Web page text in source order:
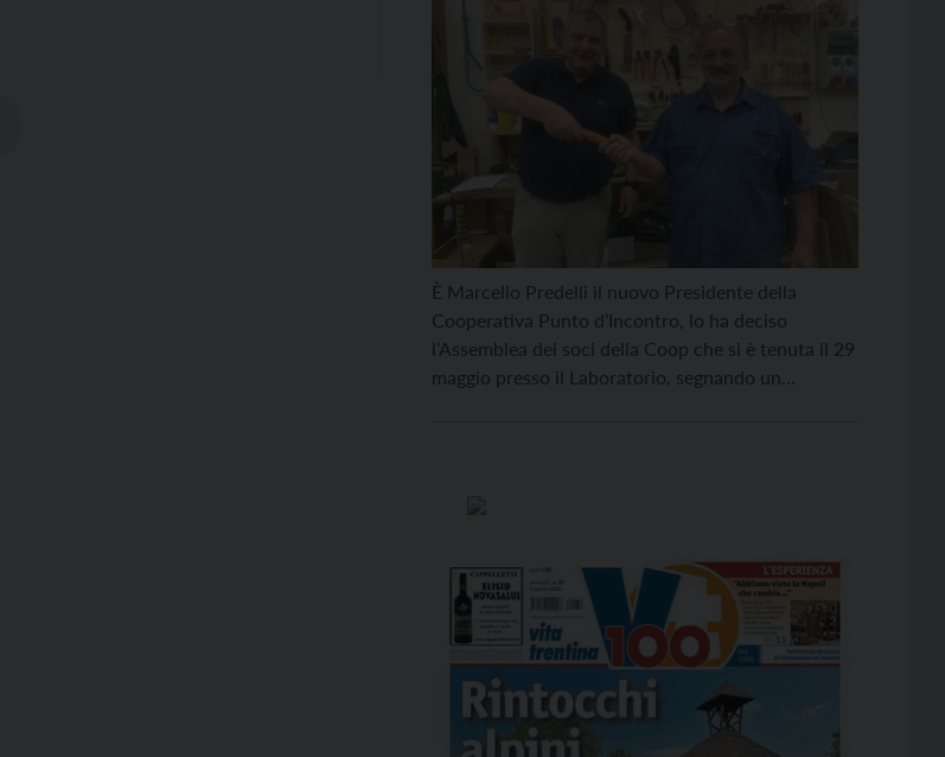
È Marcello Predelli il nuovo Presidente della
Cooperativa Punto d’Incontro, lo ha deciso
l’Assemblea dei soci della Coop che si è tenuta il 29
maggio presso il Laboratorio, segnando un